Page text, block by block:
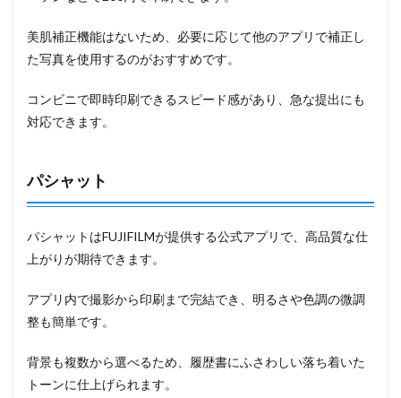
美肌補正機能はないため、必要に応じて他のアプリで補正し
た写真を使用するのがおすすめです。
コンビニで即時印刷できるスピード感があり、急な提出にも
対応できます。
パシャット
パシャットはFUJIFILMが提供する公式アプリで、高品質な仕
上がりが期待できます。
アプリ内で撮影から印刷まで完結でき、明るさや色調の微調
整も簡単です。
背景も複数から選べるため、履歴書にふさわしい落ち着いた
トーンに仕上げられます。